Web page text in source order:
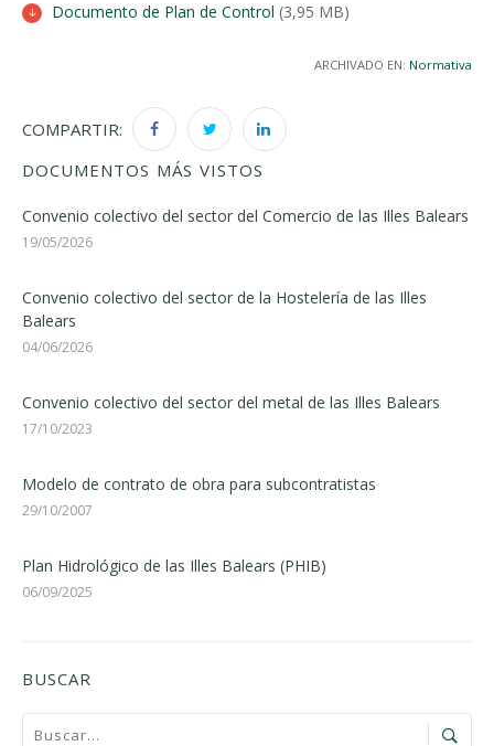
Documento de Plan de Control (3,95 MB)
ARCHIVADO EN: Normativa
COMPARTIR:
DOCUMENTOS MÁS VISTOS
Convenio colectivo del sector del Comercio de las Illes Balears
19/05/2026
Convenio colectivo del sector de la Hostelería de las Illes
Balears
04/06/2026
Convenio colectivo del sector del metal de las Illes Balears
17/10/2023
Modelo de contrato de obra para subcontratistas
29/10/2007
Plan Hidrológico de las Illes Balears (PHIB)
06/09/2025
BUSCAR